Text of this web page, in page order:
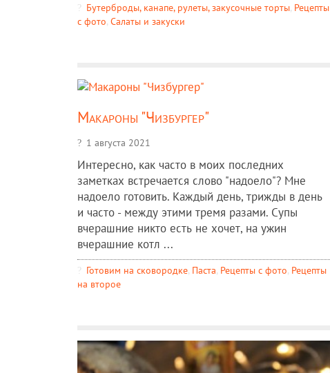
Бутерброды, канапе, рулеты, закусочные торты, Рецепты
c фото, Салаты и закуски
Макароны "Чизбургер"
1 августа 2021
Интересно, как часто в моих последних
заметках встречается слово "надоело"? Мне
надоело готовить. Каждый день, трижды в день
и часто - между этими тремя разами. Супы
вчерашние никто есть не хочет, на ужин
вчерашние котл ...
Готовим на сковородке, Паста, Рецепты c фото, Рецепты
на второе